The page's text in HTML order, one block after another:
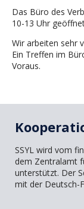
Das Büro des
10-13 Uhr
Wir arbeiten sehr
Ein Treffen im
Voraus.
SSYL wird vom
dem Zentralamt
unterstützt. Der
mit der Deutsch-